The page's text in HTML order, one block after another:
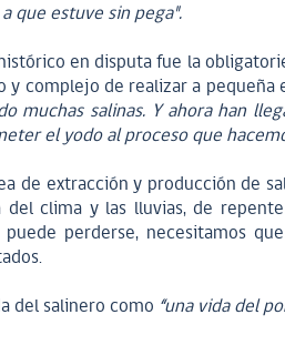
que estuve sin pega".
en disputa fue la
y complejo de realizar a pequeña
muchas salinas. Y ahora han
el yodo al proceso que
de extracción y producción de
clima y las lluvias, de
perderse, necesitamos
del salinero como “una vida del